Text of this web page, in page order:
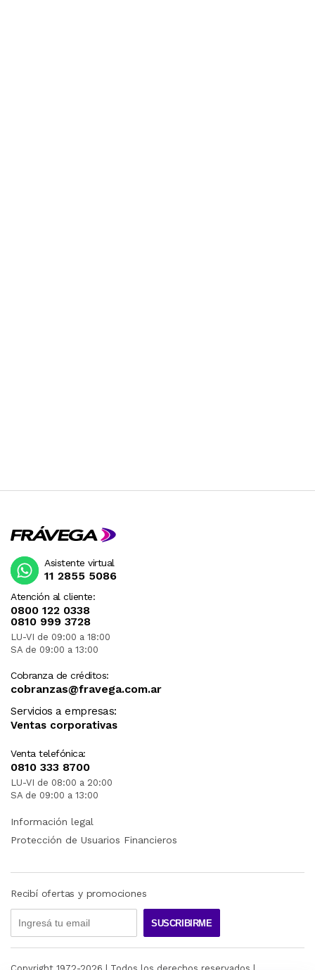
Atención al cliente:
0800 122 0338
0810 999 3728
LU-VI de 09:00 a 18:00
SA de 09:00 a 13:00
Cobranza de créditos:
cobranzas@fravega.com.ar
Servicios a empresas:
Ventas corporativas
Venta telefónica:
0810 333 8700
LU-VI de 08:00 a 20:00
SA de 09:00 a 13:00
Asistente virtual
11 2855 5086
Información legal
Protección de Usuarios Financieros
Recibí ofertas y promociones
SUSCRIBIRME